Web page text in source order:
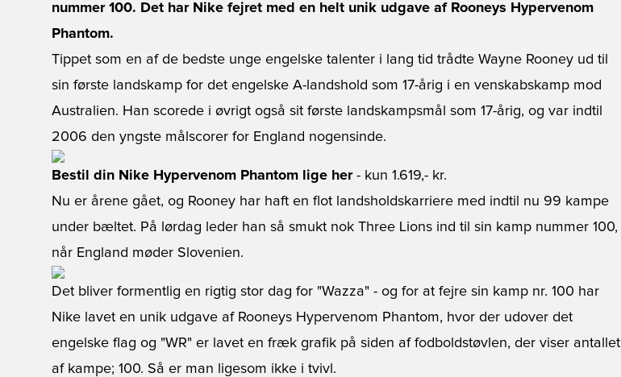
nummer 100. Det har Nike fejret med en helt unik udgave af Rooneys Hypervenom
Phantom.
Tippet som en af de bedste unge engelske talenter i lang tid trådte Wayne Rooney ud til
sin første landskamp for det engelske A-landshold som 17-årig i en venskabskamp mod
Australien. Han scorede i øvrigt også sit første landskampsmål som 17-årig, og var indtil
2006 den yngste målscorer for England nogensinde.
Bestil din Nike Hypervenom Phantom lige her- kun 1.619,- kr.
Nu er årene gået, og Rooney har haft en flot landsholdskarriere med indtil nu 99 kampe
under bæltet. På lørdag leder han så smukt nok Three Lions ind til sin kamp nummer 100,
når England møder Slovenien.
Det bliver formentlig en rigtig stor dag for "Wazza" - og for at fejre sin kamp nr. 100 har
Nike lavet en unik udgave af Rooneys Hypervenom Phantom, hvor der udover det
engelske flag og "WR" er lavet en fræk grafik på siden af fodboldstøvlen, der viser antallet
af kampe; 100. Så er man ligesom ikke i tvivl.